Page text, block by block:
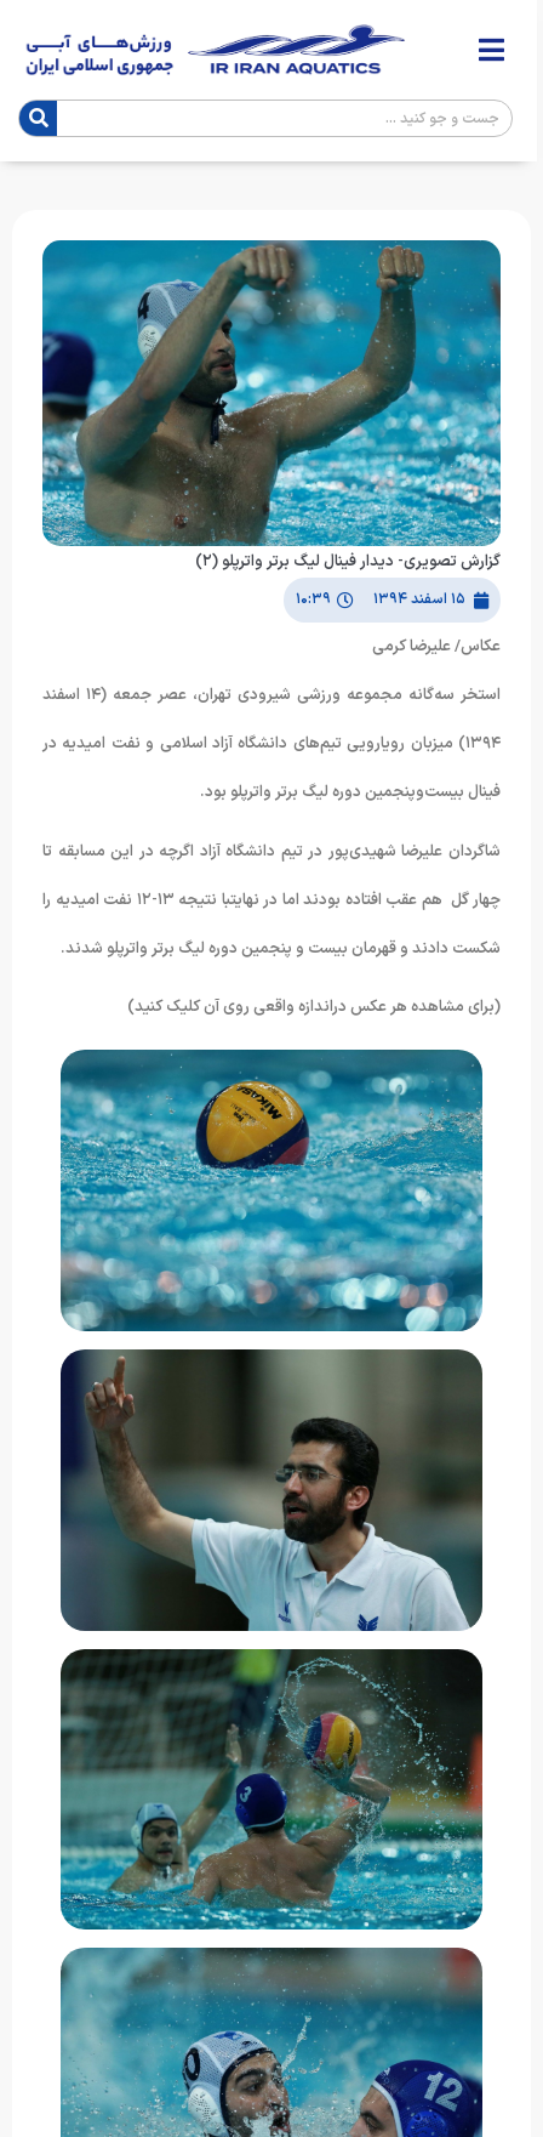
گزارش تصویری- دیدار فینال لیگ برتر واترپلو (۲)
۱۵ اسفند ۱۳۹۴ ۱۰:۳۹
عکاس/ علیرضا کرمی
استخر سه‌گانه مجموعه ورزشی شیرودی تهران، عصر جمعه (۱۴ اسفند
۱۳۹۴) میزبان رویارویی تیم‌های دانشگاه‌ آزاد اسلامی و نفت امیدیه در
فینال بیست‌وپنجمین دوره لیگ برتر واترپلو بود.
شاگردان علیرضا شهیدی‌پور در تیم دانشگاه آزاد اگرچه در این مسابقه تا
چهار گل هم عقب‌ افتاده بودند اما در نهایتبا نتیجه ۱۳-۱۲ نفت امیدیه را
شکست دادند و قهرمان بیست و پنجمین دوره لیگ برتر واترپلو شدند.
(برای مشاهده هر عکس دراندازه واقعی روی آن کلیک کنید)